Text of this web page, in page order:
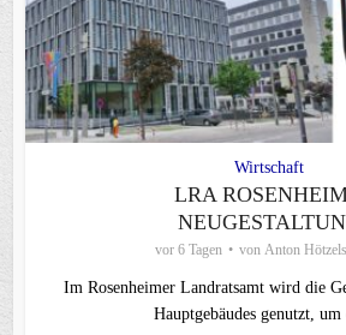
Wirtschaft
LRA
vor 6 Tagen von Anton
Im Rosenheimer Landratsamt wird die
Hauptgebäudes genutzt, um